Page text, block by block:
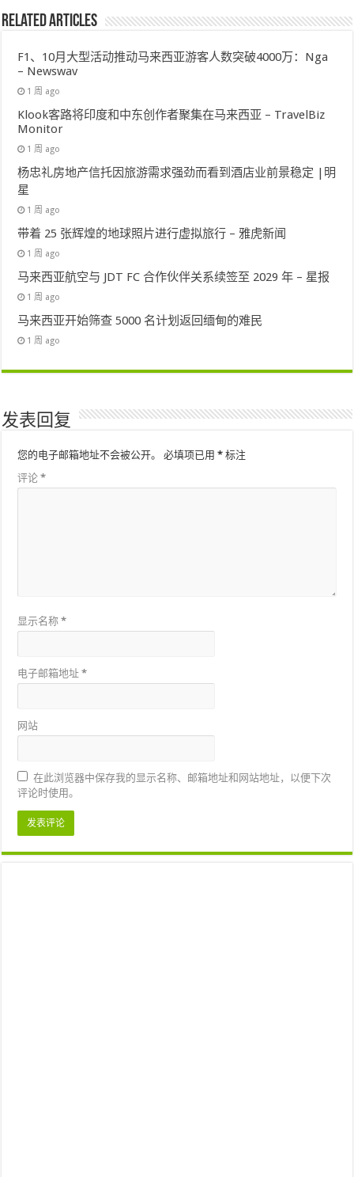
Related Articles
F1、10月大型活动推动马来西亚游客人数突破4000万：Nga
– Newswav
1 周 ago
Klook客路将印度和中东创作者聚集在马来西亚 – TravelBiz
Monitor
1 周 ago
杨忠礼房地产信托因旅游需求强劲而看到酒店业前景稳定 |明
星
1 周 ago
带着 25 张辉煌的地球照片进行虚拟旅行 – 雅虎新闻
1 周 ago
马来西亚航空与 JDT FC 合作伙伴关系续签至 2029 年 – 星报
1 周 ago
马来西亚开始筛查 5000 名计划返回缅甸的难民
1 周 ago
发表回复
您的电子邮箱地址不会被公开。 必填项已用* 标注
评论*
显示名称*
电子邮箱地址*
网站
在此浏览器中保存我的显示名称、邮箱地址和网站地址，以便下次
评论时使用。